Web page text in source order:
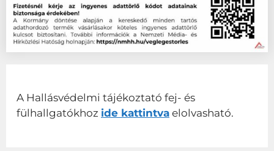
A Hallásvédelmi tájékoztató fej- és
fülhallgatókhoz ide kattintva elolvasható.